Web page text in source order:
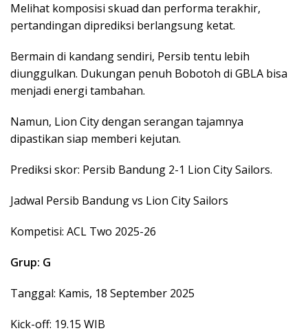
Melihat komposisi skuad dan performa terakhir,
pertandingan diprediksi berlangsung ketat.
Bermain di kandang sendiri, Persib tentu lebih
diunggulkan. Dukungan penuh Bobotoh di GBLA bisa
menjadi energi tambahan.
Namun, Lion City dengan serangan tajamnya
dipastikan siap memberi kejutan.
Prediksi skor: Persib Bandung 2-1 Lion City Sailors.
Jadwal Persib Bandung vs Lion City Sailors
Kompetisi: ACL Two 2025-26
Grup: G
Tanggal: Kamis, 18 September 2025
Kick-off: 19.15 WIB